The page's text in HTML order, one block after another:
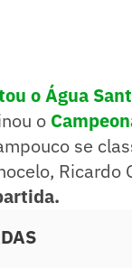
o Água
o
se
Ricardo